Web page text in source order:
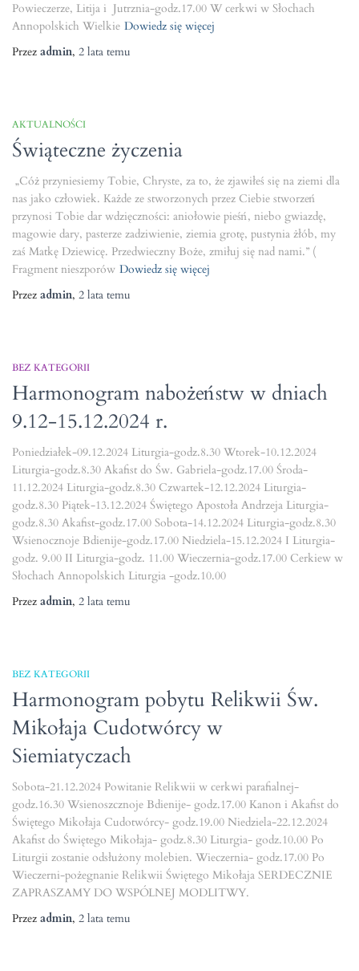
Powieczerze, Litija i Jutrznia-godz.17.00 W cerkwi w Słochach
Annopolskich Wielkie Dowiedz się więcej
Przez admin, 2 lata temu
AKTUALNOŚCI
Świąteczne życzenia
„Cóż przyniesiemy Tobie, Chryste, za to, że zjawiłeś się na ziemi dla
nas jako człowiek. Każde ze stworzonych przez Ciebie stworzeń
przynosi Tobie dar wdzięczności: aniołowie pieśń, niebo gwiazdę,
magowie dary, pasterze zadziwienie, ziemia grotę, pustynia żłób, my
zaś Matkę Dziewicę. Przedwieczny Boże, zmiłuj się nad nami.” (
Fragment nieszporów Dowiedz się więcej
Przez admin, 2 lata temu
BEZ KATEGORII
Harmonogram nabożeństw w dniach
9.12-15.12.2024 r.
Poniedziałek-09.12.2024 Liturgia-godz.8.30 Wtorek-10.12.2024
Liturgia-godz.8.30 Akafist do Św. Gabriela-godz.17.00 Środa-
11.12.2024 Liturgia-godz.8.30 Czwartek-12.12.2024 Liturgia-
godz.8.30 Piątek-13.12.2024 Świętego Apostoła Andrzeja Liturgia-
godz.8.30 Akafist-godz.17.00 Sobota-14.12.2024 Liturgia-godz.8.30
Wsienocznoje Bdienije-godz.17.00 Niedziela-15.12.2024 I Liturgia-
godz. 9.00 II Liturgia-godz. 11.00 Wieczernia-godz.17.00 Cerkiew w
Słochach Annopolskich Liturgia -godz.10.00
Przez admin, 2 lata temu
BEZ KATEGORII
Harmonogram pobytu Relikwii Św.
Mikołaja Cudotwórcy w
Siemiatyczach
Sobota-21.12.2024 Powitanie Relikwii w cerkwi parafialnej-
godz.16.30 Wsienoszcznoje Bdienije- godz.17.00 Kanon i Akafist do
Świętego Mikołaja Cudotwórcy- godz.19.00 Niedziela-22.12.2024
Akafist do Świętego Mikołaja- godz.8.30 Liturgia- godz.10.00 Po
Liturgii zostanie odsłużony molebien. Wieczernia- godz.17.00 Po
Wieczerni-pożegnanie Relikwii Świętego Mikołaja SERDECZNIE
ZAPRASZAMY DO WSPÓLNEJ MODLITWY.
Przez admin, 2 lata temu